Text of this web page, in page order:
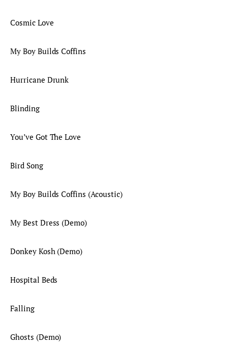
Cosmic Love
My Boy Builds Coffins
Hurricane Drunk
Blinding
You’ve Got The Love
Bird Song
My Boy Builds Coffins (Acoustic)
My Best Dress (Demo)
Donkey Kosh (Demo)
Hospital Beds
Falling
Ghosts (Demo)